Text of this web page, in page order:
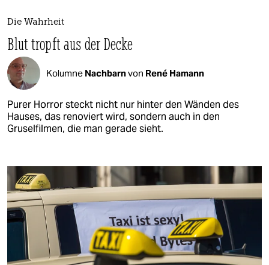
Die Wahrheit
Blut tropft aus der Decke
Kolumne Nachbarnvon René Hamann
Purer Horror steckt nicht nur hinter den Wänden des
Hauses, das renoviert wird, sondern auch in den
Gruselfilmen, die man gerade sieht.